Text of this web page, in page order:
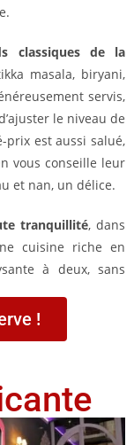
classiques de la
masala, biryani,
servis,
le niveau de
prix est aussi salué,
vous conseille leur
et nan, un délice.
tranquillité, dans
cuisine riche en
à deux, sans
!